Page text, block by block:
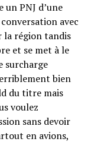
un PNJ d’une
avec
la région tandis
et se met à le
surcharge
bien
du titre mais
voulez
sans devoir
en avions,